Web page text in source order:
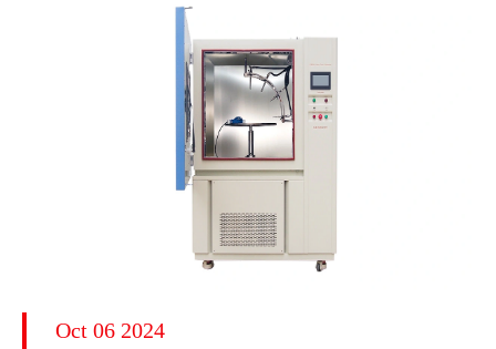
Oct 06 2024